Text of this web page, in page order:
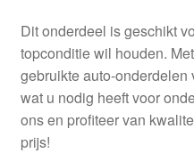
Dit onderdeel is geschikt
topconditie wil houden.
gebruikte auto-
wat u nodig heeft voor
ons en profiteer van
prijs!